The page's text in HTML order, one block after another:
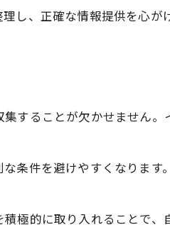
し、正確な情報提供を心が
することが欠かせません。
条件を避けやすくなります
極的に取り入れることで、